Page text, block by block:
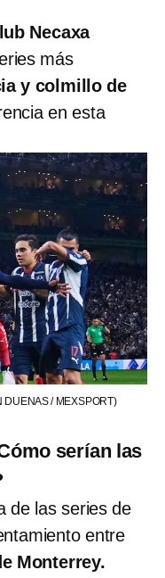
Necaxa
más
y colmillo de
en esta
DUENAS / MEXSPORT)
serían las
de las series de
entre
Monterrey.